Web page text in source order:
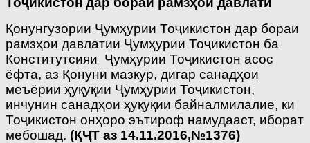
Қонунгузории Ҷумҳурии Тоҷикистон дар бораи
рамзҳои давлатии Ҷумҳурии Тоҷикистон ба
Конститутсияи Ҷумҳурии Тоҷикистон асос
ёфта, аз Қонуни мазкур, дигар санадҳои
меъёрии ҳуқуқии Ҷумҳурии Тоҷикистон,
инчунин санадҳои ҳуқуқии байналмилалие, ки
Тоҷикистон онҳоро эътироф намудааст, иборат
мебошад. (ҚҶТ аз 14.11.2016,№1376)